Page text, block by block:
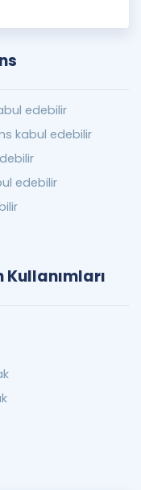
edebilir
kabul edebilir
edebilir